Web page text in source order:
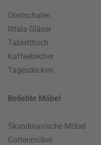
Obstschalen
Iittala Gläser
Tabletttisch
Kaffeebecher
Tagesdecken
Beliebte Möbel
Skandinavische Möbel
Gartenmöbel